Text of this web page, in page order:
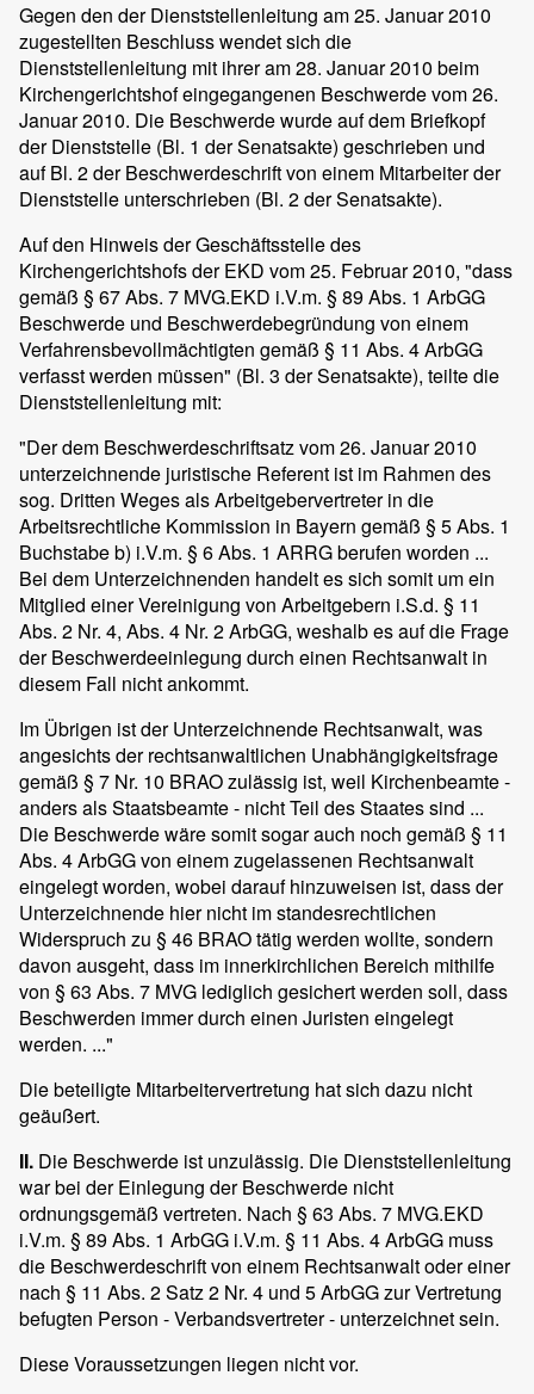
Gegen den der Dienststellenleitung am 25. Januar 2010
zugestellten Beschluss wendet sich die
Dienststellenleitung mit ihrer am 28. Januar 2010 beim
Kirchengerichtshof eingegangenen Beschwerde vom 26.
Januar 2010. Die Beschwerde wurde auf dem Briefkopf
der Dienststelle (Bl. 1 der Senatsakte) geschrieben und
auf Bl. 2 der Beschwerdeschrift von einem Mitarbeiter der
Dienststelle unterschrieben (Bl. 2 der Senatsakte).
Auf den Hinweis der Geschäftsstelle des
Kirchengerichtshofs der EKD vom 25. Februar 2010, "dass
gemäß § 67 Abs. 7 MVG.EKD i.V.m. § 89 Abs. 1 ArbGG
Beschwerde und Beschwerdebegründung von einem
Verfahrensbevollmächtigten gemäß § 11 Abs. 4 ArbGG
verfasst werden müssen" (Bl. 3 der Senatsakte), teilte die
Dienststellenleitung mit:
"Der dem Beschwerdeschriftsatz vom 26. Januar 2010
unterzeichnende juristische Referent ist im Rahmen des
sog. Dritten Weges als Arbeitgebervertreter in die
Arbeitsrechtliche Kommission in Bayern gemäß § 5 Abs. 1
Buchstabe b) i.V.m. § 6 Abs. 1 ARRG berufen worden ...
Bei dem Unterzeichnenden handelt es sich somit um ein
Mitglied einer Vereinigung von Arbeitgebern i.S.d. § 11
Abs. 2 Nr. 4, Abs. 4 Nr. 2 ArbGG, weshalb es auf die Frage
der Beschwerdeeinlegung durch einen Rechtsanwalt in
diesem Fall nicht ankommt.
Im Übrigen ist der Unterzeichnende Rechtsanwalt, was
angesichts der rechtsanwaltlichen Unabhängigkeitsfrage
gemäß § 7 Nr. 10 BRAO zulässig ist, weil Kirchenbeamte -
anders als Staatsbeamte - nicht Teil des Staates sind ...
Die Beschwerde wäre somit sogar auch noch gemäß § 11
Abs. 4 ArbGG von einem zugelassenen Rechtsanwalt
eingelegt worden, wobei darauf hinzuweisen ist, dass der
Unterzeichnende hier nicht im standesrechtlichen
Widerspruch zu § 46 BRAO tätig werden wollte, sondern
davon ausgeht, dass im innerkirchlichen Bereich mithilfe
von § 63 Abs. 7 MVG lediglich gesichert werden soll, dass
Beschwerden immer durch einen Juristen eingelegt
werden. ..."
Die beteiligte Mitarbeitervertretung hat sich dazu nicht
geäußert.
II. Die Beschwerde ist unzulässig. Die Dienststellenleitung
war bei der Einlegung der Beschwerde nicht
ordnungsgemäß vertreten. Nach § 63 Abs. 7 MVG.EKD
i.V.m. § 89 Abs. 1 ArbGG i.V.m. § 11 Abs. 4 ArbGG muss
die Beschwerdeschrift von einem Rechtsanwalt oder einer
nach § 11 Abs. 2 Satz 2 Nr. 4 und 5 ArbGG zur Vertretung
befugten Person - Verbandsvertreter - unterzeichnet sein.
Diese Voraussetzungen liegen nicht vor.